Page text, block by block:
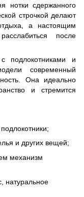
нотки сдержанного
строчкой делают
а настоящим
после
подлокотниками и
современный
Она идеально
и стремится
и других вещей;